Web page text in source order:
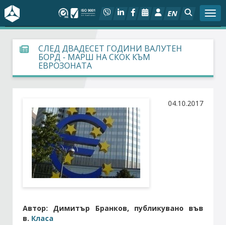
EN
За БСК
На фокус
Социален диалог
Дейности
Арбитражен съд
СЛЕД ДВАДЕСЕТ ГОДИНИ ВАЛУТЕН
БОРД - МАРШ НА СКОК КЪМ
ЕВРОЗОНАТА
04.10.2017
Автор: Димитър Бранков, публикувано във
в. Класа